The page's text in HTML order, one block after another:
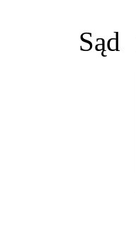
Sąd